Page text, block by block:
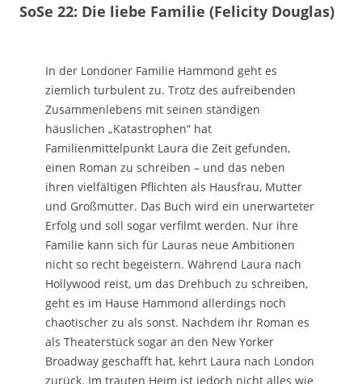
SoSe 22: Die liebe Familie (Felicity Douglas)
In der Londoner Familie Hammond geht es
ziemlich turbulent zu. Trotz des aufreibenden
Zusammenlebens mit seinen ständigen
häuslichen „Katastrophen“ hat
Familienmittelpunkt Laura die Zeit gefunden,
einen Roman zu schreiben – und das neben
ihren vielfältigen Pflichten als Hausfrau, Mutter
und Großmutter. Das Buch wird ein unerwarteter
Erfolg und soll sogar verfilmt werden. Nur ihre
Familie kann sich für Lauras neue Ambitionen
nicht so recht begeistern. Während Laura nach
Hollywood reist, um das Drehbuch zu schreiben,
geht es im Hause Hammond allerdings noch
chaotischer zu als sonst. Nachdem ihr Roman es
als Theaterstück sogar an den New Yorker
Broadway geschafft hat, kehrt Laura nach London
zurück. Im trauten Heim ist jedoch nicht alles wie